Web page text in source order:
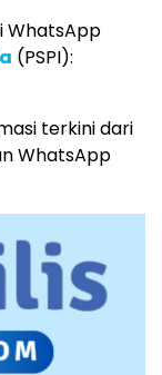
WhatsApp
(PSPI):
terkini dari
WhatsApp